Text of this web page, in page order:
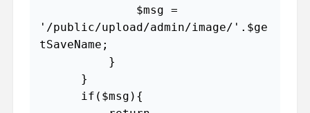
'/public/upload/admin/image/'.$ge
tSaveName;